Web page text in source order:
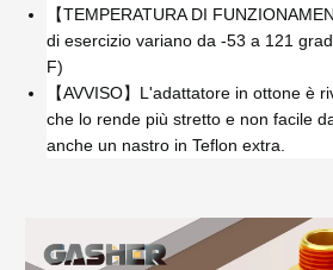
【TEMPERATURA DI
di esercizio variano da -53 a 121
F)
【AVVISO】L'adattatore in ottone è
che lo rende più stretto e non facile
anche un nastro in Teflon extra.